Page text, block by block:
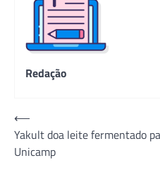
Redação
Navegação
de
Post
⟵
Yakult doa leite fermentado
Unicamp